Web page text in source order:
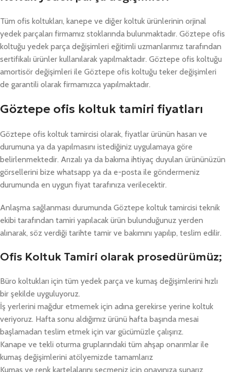
Tüm ofis koltukları, kanepe ve diğer koltuk ürünlerinin orjinal
yedek parçaları firmamız stoklarında bulunmaktadır. Göztepe ofis
koltuğu yedek parça değişimleri eğitimli uzmanlarımız tarafından
sertifikalı ürünler kullanılarak yapılmaktadır. Göztepe ofis koltuğu
amortisör değişimleri ile Göztepe ofis koltuğu teker değişimleri
de garantili olarak firmamızca yapılmaktadır.
Göztepe ofis koltuk tamiri fiyatları
Göztepe ofis koltuk tamircisi olarak, fiyatlar ürünün hasarı ve
durumuna ya da yapılmasını istediğiniz uygulamaya göre
belirlenmektedir. Arızalı ya da bakıma ihtiyaç duyulan ürününüzün
görsellerini bize whatsapp ya da e-posta ile göndermeniz
durumunda en uygun fiyat tarafınıza verilecektir.
Anlaşma sağlanması durumunda Göztepe koltuk tamircisi teknik
ekibi tarafından tamiri yapılacak ürün bulunduğunuz yerden
alınarak, söz verdiği tarihte tamir ve bakımını yapılıp, teslim edilir.
Ofis Koltuk Tamiri olarak prosedürümüz;
Büro koltukları için tüm yedek parça ve kumaş değişimlerini hızlı
bir şekilde uyguluyoruz.
İş yerlerini mağdur etmemek için adına gerekirse yerine koltuk
veriyoruz. Hafta sonu aldığımız ürünü hafta başında mesai
başlamadan teslim etmek için var gücümüzle çalışırız.
Kanape ve tekli oturma gruplarındaki tüm ahşap onarımlar ile
kumaş değişimlerini atölyemizde tamamlarız
Kumaş ve renk kartelalarını seçmeniz için onayınıza sunarız